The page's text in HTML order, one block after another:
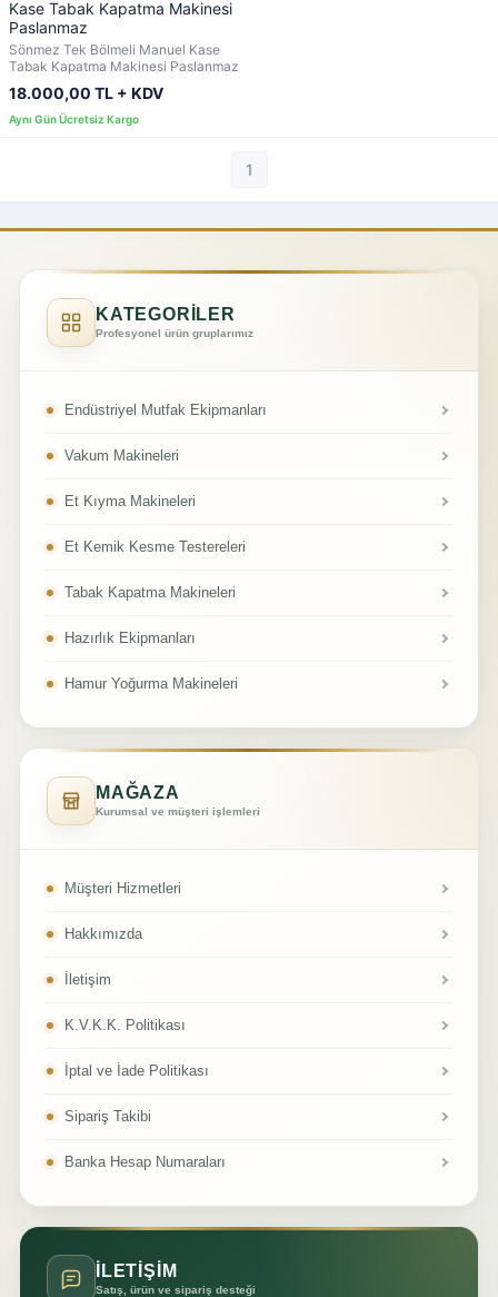
Kase Tabak Kapatma Makinesi
Paslanmaz
Sönmez Tek Bölmeli Manuel Kase
Tabak Kapatma Makinesi Paslanmaz
18.000,00 TL + KDV
1
KATEGORİLER
Profesyonel ürün gruplarımız
Endüstriyel Mutfak Ekipmanları
Vakum Makineleri
Et Kıyma Makineleri
Et Kemik Kesme Testereleri
Tabak Kapatma Makineleri
Hazırlık Ekipmanları
Hamur Yoğurma Makineleri
MAĞAZA
Kurumsal ve müşteri işlemleri
Müşteri Hizmetleri
Hakkımızda
İletişim
K.V.K.K. Politikası
İptal ve İade Politikası
Sipariş Takibi
Banka Hesap Numaraları
İLETİŞİM
Satış, ürün ve sipariş desteği